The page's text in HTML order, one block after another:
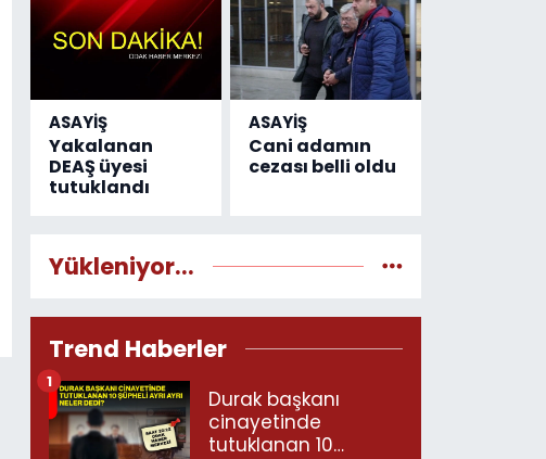
ASAYİŞ
Yakalanan
DEAŞ üyesi
tutuklandı
ASAYİŞ
Cani adamın
cezası belli oldu
Yükleniyor...
Trend Haberler
Durak başkanı
cinayetinde
tutuklanan 10
1